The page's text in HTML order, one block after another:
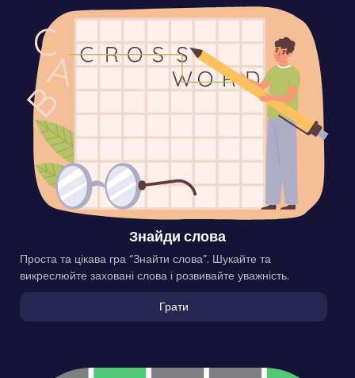
Знайди слова
Проста та цікава гра “Знайти слова”. Шукайте та
викреслюйте заховані слова і розвивайте уважність.
Грати